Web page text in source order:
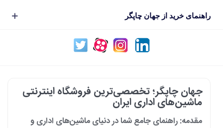
راهنمای خرید از جهان چاپگر
جهان چاپگر؛ تخصصی‌ترین فروشگاه اینترنتی
ماشین‌های اداری ایران
مقدمه: راهنمای جامع شما در دنیای ماشین‌های اداری و